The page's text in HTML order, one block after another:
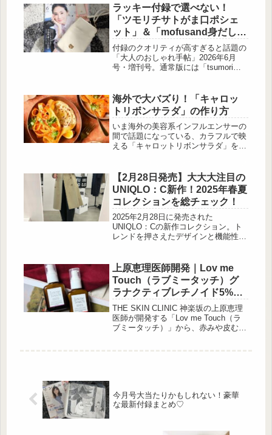
す。カジュアルなデニムやスカートと
合わせたり、レイヤードスタイルでア
クセントを加えたりと、着こなしの幅
は無限大です♪ヘビロテ確実♪シンプル
なデザインでコーデしやすい 出
典:my_favorite_mi しっかりした生地
感と着まわしの良さが大好評のヘビー
ウェイ...
ラッキー付録で選べない！
「ツモリチサトがま口ポシェ
ット」＆「mofusand身だしな
みセット」
付録のクオリティが高すぎると話題の
「大人のおしゃれ手帖」2026年6月
号・増刊号。通常版には「tsumori
「mofusand（モフサンド）」のスイ
ーツ […]
海外で大バズり！「キャロッ
トリボンサラダ」の作り方
いま海外の美容系インフルエンサーの
間で話題になっている、カラフルで映
える「キャロットリボンサラダ」をご
で、まるでレストランの一皿のよう
に。SNSにアップしたくなる華やかさ
で、“食べてキレイ”を意識する人たち
の間で大ブームになっています。にん
じんに豊富な食物繊維は、腸内環境を
意識したいときの心強い味方。オリー
ブオイルや発酵食品と組み合わせるこ
とで、毎日の食事のなかで、楽しく自
【2月28日発売】大大大注目の
UNIQLO：C新作！2025年春夏
コレクションを総チェック！
2025年2月28日に発売された
UNIQLO：Cの新作コレクション。ト
レンドを押さえたデザインと機能性が
な日まで幅広く活躍すること間違いな
し。特に、春らしい色合いや軽やかな
素材感にも注目です♪今回は、
UNIQLO：Cの新作アイテムを詳しく
ご紹介し、おしゃれなコーディネート
のヒントをお届けします。春夏のスタ
イルを一新するチャンスをお見逃しな
く！今から使える洗練アウター ...
上原恵理医師開発｜Lov me
Touch（ラブミータッチ）グ
ラナクティブレチノイド5%・
7%ミルクをレポ
THE SKIN CLINIC 神楽坂の上原恵理
医師が開発する「Lov me Touch（ラ
ブミータッチ）」から、赤みや皮むけ
今月号大当たりかもしれない！豪華
な最新付録まとめ♡